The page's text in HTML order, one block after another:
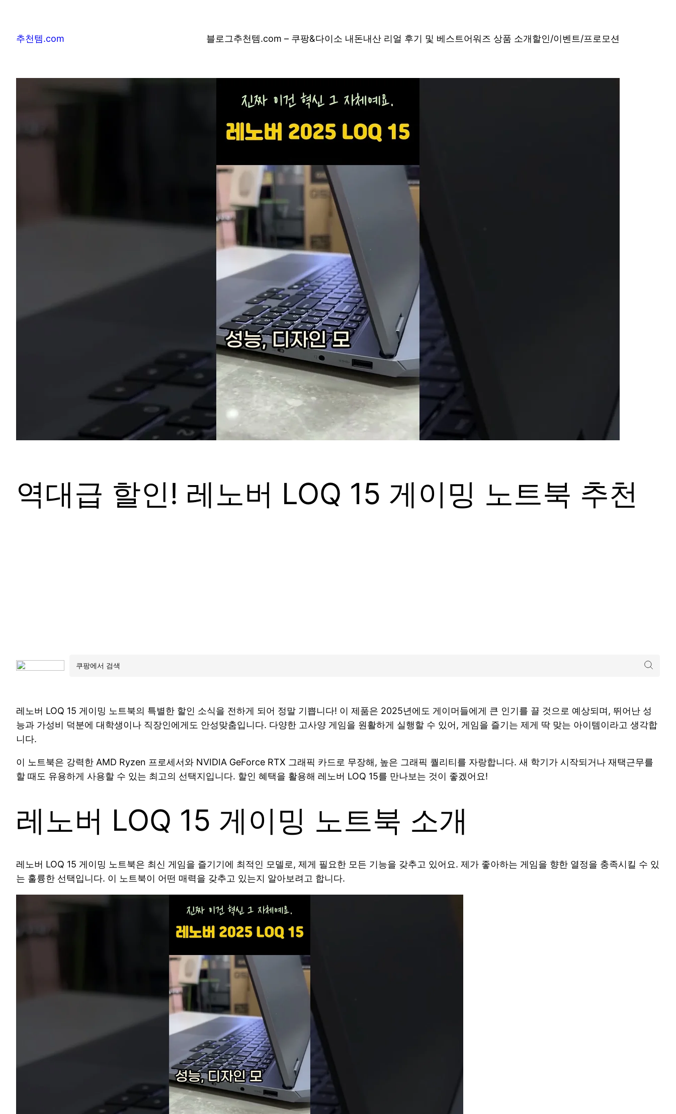
추천템.com 블로그추천템.com – 쿠팡&다이소 내돈내산 리얼 후기 및 베스트어워즈 상품 소개할인/이벤트/프로모션
역대급 할인! 레노버 LOQ 15 게이밍 노트북 추천
레노버 LOQ 15 게이밍 노트북의 특별한 할인 소식을 전하게 되어 정말 기쁩니다! 이 제품은 2025년에도 게이머들에게 큰 인기를 끌 것으로 예상되며, 뛰어난 성
능과 가성비 덕분에 대학생이나 직장인에게도 안성맞춤입니다. 다양한 고사양 게임을 원활하게 실행할 수 있어, 게임을 즐기는 제게 딱 맞는 아이템이라고 생각합
니다.
이 노트북은 강력한 AMD Ryzen 프로세서와 NVIDIA GeForce RTX 그래픽 카드로 무장해, 높은 그래픽 퀄리티를 자랑합니다. 새 학기가 시작되거나 재택근무를
할 때도 유용하게 사용할 수 있는 최고의 선택지입니다. 할인 혜택을 활용해 레노버 LOQ 15를 만나보는 것이 좋겠어요!
레노버 LOQ 15 게이밍 노트북 소개
레노버 LOQ 15 게이밍 노트북은 최신 게임을 즐기기에 최적인 모델로, 제게 필요한 모든 기능을 갖추고 있어요. 제가 좋아하는 게임을 향한 열정을 충족시킬 수 있
는 훌륭한 선택입니다. 이 노트북이 어떤 매력을 갖추고 있는지 알아보려고 합니다.